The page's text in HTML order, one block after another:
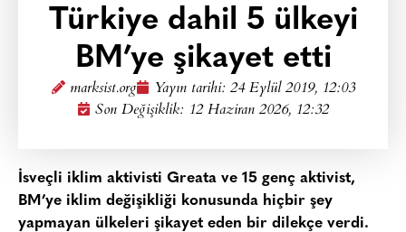
Türkiye dahil 5 ülkeyi
BM’ye şikayet etti
marksist.org Yayın tarihi: 24 Eylül 2019, 12:03
Son Değişiklik: 12 Haziran 2026, 12:32
İsveçli iklim aktivisti Greata ve 15 genç aktivist,
BM’ye iklim değişikliği konusunda hiçbir şey
yapmayan ülkeleri şikayet eden bir dilekçe verdi.